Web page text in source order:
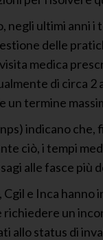
ultimi anni i
delle
medica
di circa 2
un termine
indicano che,
ciò, i tempi
alle fasce più
e Inca
richiedere un
allo status di